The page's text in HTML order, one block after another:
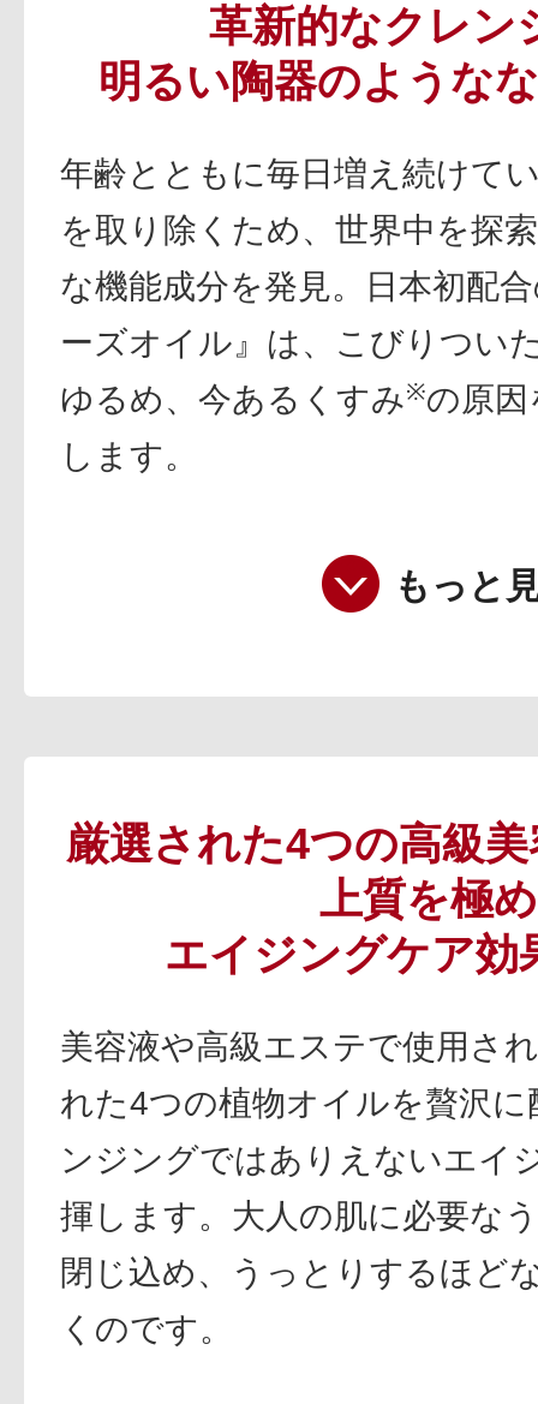
革新的なクレン
明るい陶器のような
年齢とともに毎日増え続けて
を取り除くため、世界中を探
な機能成分を発見。日本初配
ーズオイル』は、こびりつい
ゆるめ、今あるくすみ※の原
します。
もっと
厳選された4つの高級
上質を極
エイジングケア効
美容液や高級エステで使用さ
れた4つの植物オイルを贅沢
ンジングではありえないエイ
揮します。大人の肌に必要な
閉じ込め、うっとりするほど
くのです。